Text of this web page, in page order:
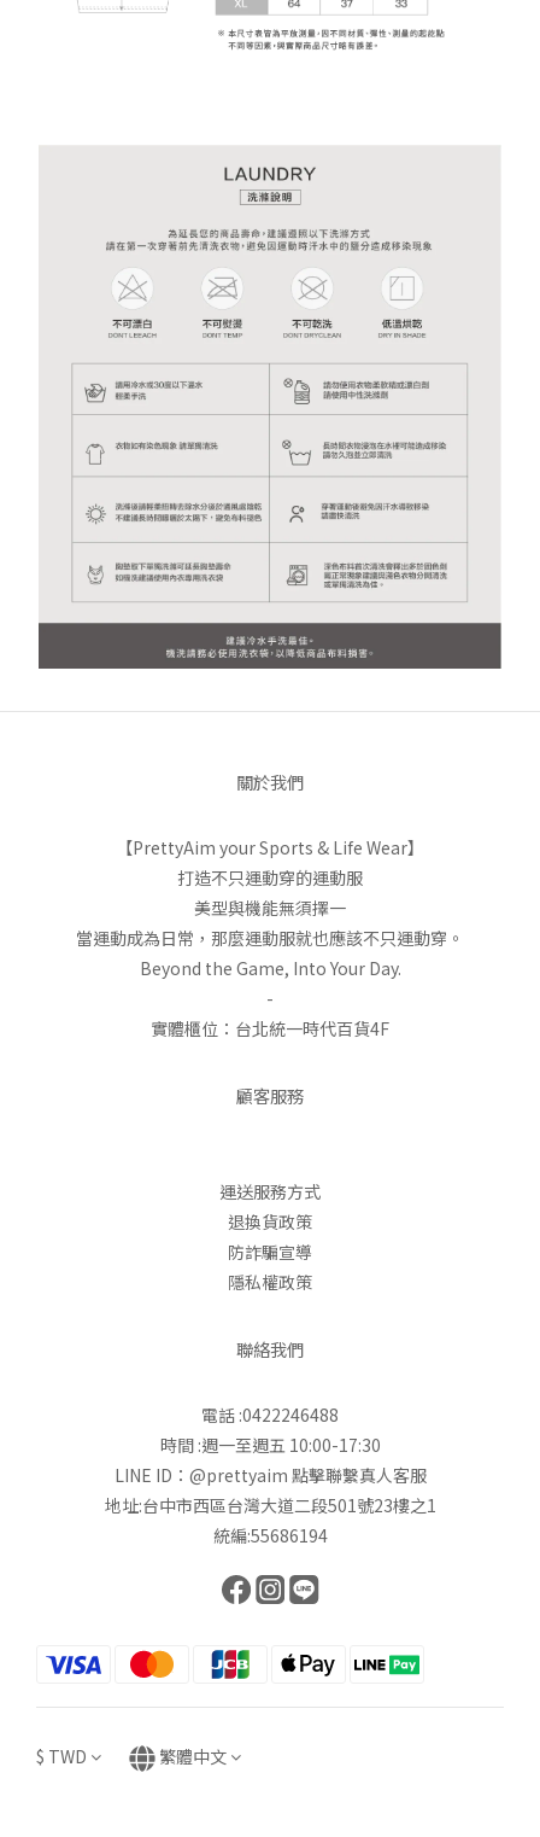
關於我們
【PrettyAim your Sports & Life Wear】
打造不只運動穿的運動服
美型與機能無須擇一
當運動成為日常，那麼運動服就也應該不只運動穿。
Beyond the Game, Into Your Day.
-
實體櫃位：台北統一時代百貨4F
顧客服務
運送服務方式
退換貨政策
防詐騙宣導
隱私權政策
聯絡我們
電話 :0422246488
時間 :週一至週五 10:00-17:30
LINE ID：@prettyaim 點擊聯繫真人客服
地址:台中市西區台灣大道二段501號23樓之1
統編:55686194
$ TWD 繁體中文